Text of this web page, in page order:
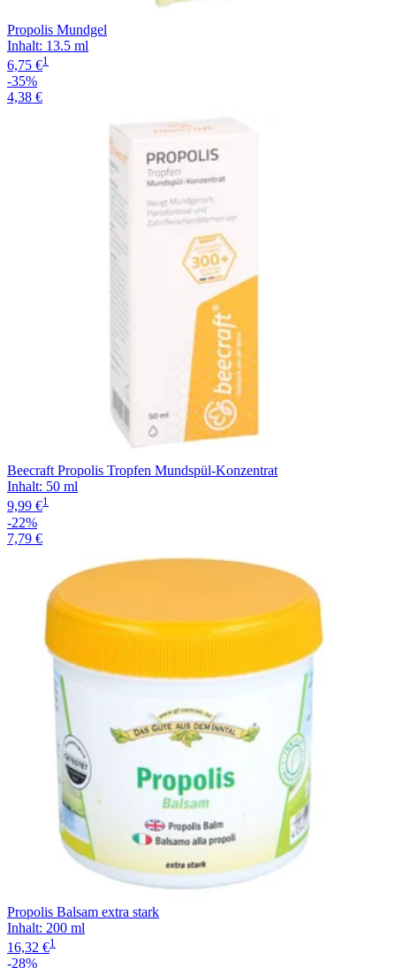
Propolis Mundgel
Inhalt: 13.5 ml
6,75 €1
-35%
4,38 €
Beecraft Propolis Tropfen Mundspül-Konzentrat
Inhalt: 50 ml
9,99 €1
-22%
7,79 €
Propolis Balsam extra stark
Inhalt: 200 ml
16,32 €1
-28%